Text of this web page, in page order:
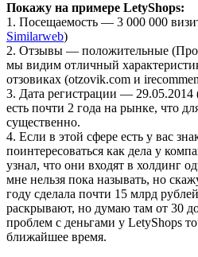
Покажу на примере LetyShops:
1. Посещаемость — 3 000 000
Similarweb)
2. Отзывы — положительные
мы видим отличный
отзовиках (otzovik.com и
3. Дата регистрации — 29.05.2014
есть почти 2 года на рынке, что
существенно.
4. Если в этой сфере есть у вас
поинтересоваться как дела у
узнал, что они входят в холдинг
мне нельзя пока называть, но
году сделала почти 15 млрд
раскрывают, но думаю там от 30
проблем с деньгами у LetyShops
ближайшее время.